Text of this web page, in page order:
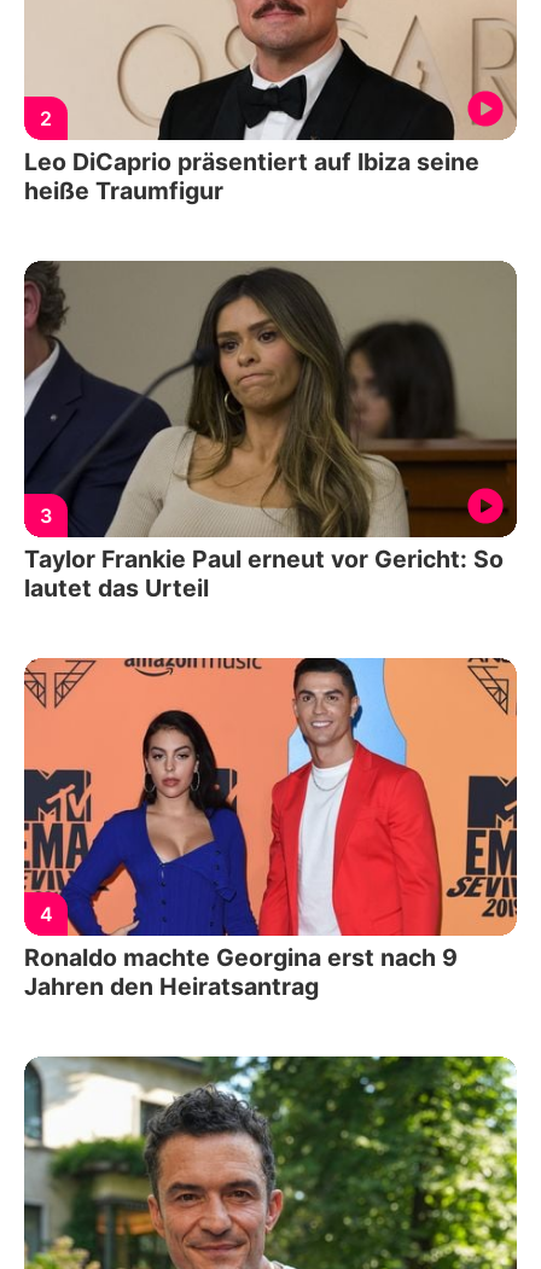
2
Leo DiCaprio präsentiert auf Ibiza seine
heiße Traumfigur
3
Taylor Frankie Paul erneut vor Gericht: So
lautet das Urteil
4
Ronaldo machte Georgina erst nach 9
Jahren den Heiratsantrag